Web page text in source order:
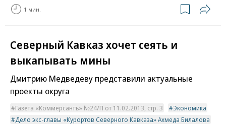
1 мин.
Северный Кавказ хочет сеять и
выкапывать мины
Дмитрию Медведеву представили актуальные
проекты округа
Газета «Коммерсантъ» №24/П от 11.02.2013, стр. 3
Экономика
Дело экс-главы «Курортов Северного Кавказа» Ахмеда Билалова